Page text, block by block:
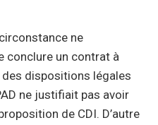
ne
conclure un contrat à
dispositions légales
ne justifiait pas avoir
de CDI. D’autre